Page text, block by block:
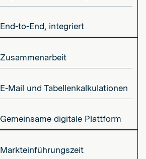
End-to-End, integriert
Zusammenarbeit
E-Mail und Tabellenkalkulationen
Gemeinsame digitale Plattform
Markteinführungszeit